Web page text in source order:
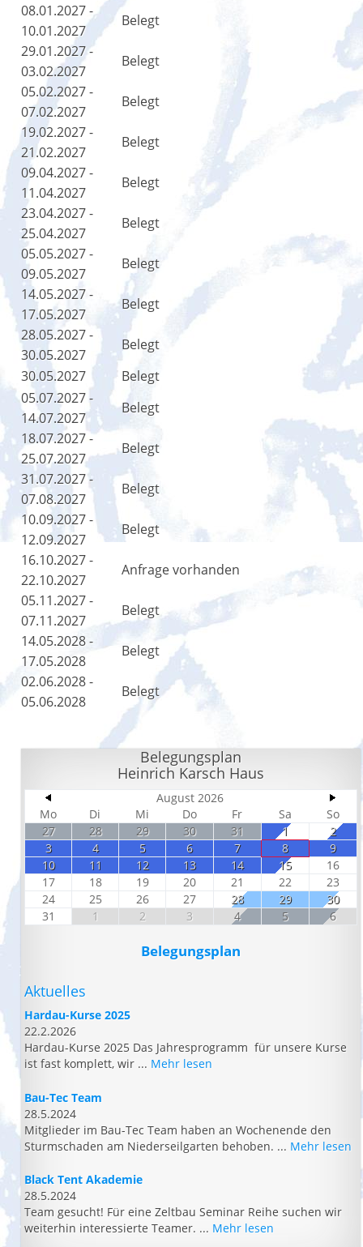
08.01.2027 -
10.01.2027
Belegt
29.01.2027 -
03.02.2027
Belegt
05.02.2027 -
07.02.2027
Belegt
19.02.2027 -
21.02.2027
Belegt
09.04.2027 -
11.04.2027
Belegt
23.04.2027 -
25.04.2027
Belegt
05.05.2027 -
09.05.2027
Belegt
14.05.2027 -
17.05.2027
Belegt
28.05.2027 -
30.05.2027
Belegt
30.05.2027
Belegt
05.07.2027 -
14.07.2027
Belegt
18.07.2027 -
25.07.2027
Belegt
31.07.2027 -
07.08.2027
Belegt
10.09.2027 -
12.09.2027
Belegt
16.10.2027 -
22.10.2027
Anfrage vorhanden
05.11.2027 -
07.11.2027
Belegt
14.05.2028 -
17.05.2028
Belegt
02.06.2028 -
05.06.2028
Belegt
Belegungsplan
Heinrich Karsch Haus
August 2026
Mo
Di Mi Do Fr Sa
So
27
28 29 30 31 1
2
3
4 5 6 7 8
9
10
11 12 13 14 15
16
17
18 19 20 21 22
23
24
25 26 27 28 29
30
31
1 2 3 4 5 6
Belegungsplan
Aktuelles
Hardau-Kurse 2025
22.2.2026
Hardau-Kurse 2025 Das Jahresprogramm für unsere Kurse
ist fast komplett, wir ... Mehr lesen
Bau-Tec Team
28.5.2024
Mitglieder im Bau-Tec Team haben an Wochenende den
Sturmschaden am Niederseilgarten behoben. ... Mehr lesen
Black Tent Akademie
28.5.2024
Team gesucht! Für eine Zeltbau Seminar Reihe suchen wir
weiterhin interessierte Teamer. ... Mehr lesen